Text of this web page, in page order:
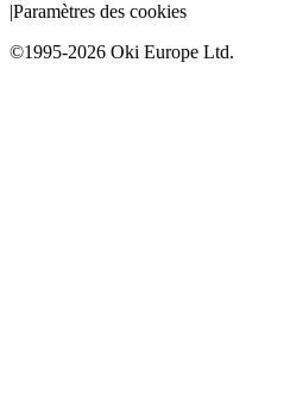
|Paramètres des cookies
©1995-2026 Oki Europe Ltd.